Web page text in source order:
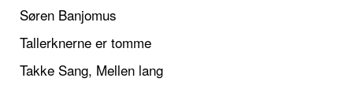
Søren Banjomus
Tallerknerne er tomme
Takke Sang, Mellen lang